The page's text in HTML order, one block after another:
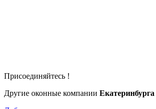
Присоединяйтесь !
Другие оконные компании Екатеринбурга